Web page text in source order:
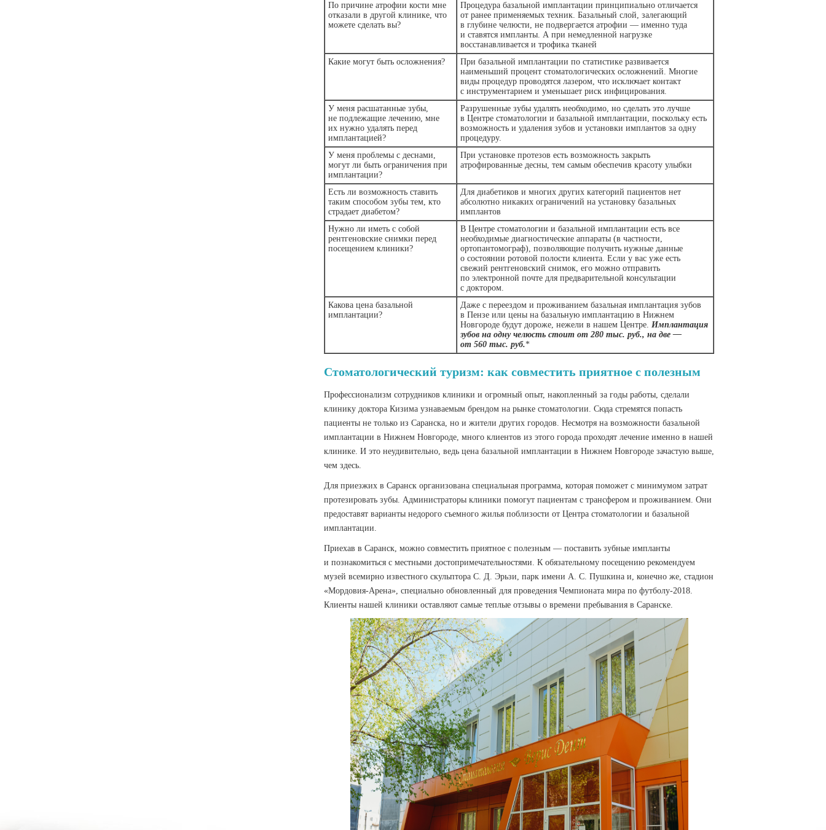
По причине атрофии кости мне
отказали в другой клинике, что
можете сделать вы?
Процедура базальной имплантации принципиально отличается
от ранее применяемых техник. Базальный слой, залегающий
в глубине челюсти, не подвергается атрофии — именно туда
и ставятся импланты. А при немедленной нагрузке
восстанавливается и трофика тканей
Какие могут быть осложнения?
При базальной имплантации по статистике развивается
наименьший процент стоматологических осложнений. Многие
виды процедур проводятся лазером, что исключает контакт
с инструментарием и уменьшает риск инфицирования.
У меня расшатанные зубы,
не подлежащие лечению, мне
их нужно удалять перед
имплантацией?
Разрушенные зубы удалять необходимо, но сделать это лучше
в Центре стоматологии и базальной имплантации, поскольку есть
возможность и удаления зубов и установки имплантов за одну
процедуру.
У меня проблемы с деснами,
могут ли быть ограничения при
имплантации?
При установке протезов есть возможность закрыть
атрофированные десны, тем самым обеспечив красоту улыбки
Есть ли возможность ставить
таким способом зубы тем, кто
страдает диабетом?
Для диабетиков и многих других категорий пациентов нет
абсолютно никаких ограничений на установку базальных
имплантов
Нужно ли иметь с собой
рентгеновские снимки перед
посещением клиники?
В Центре стоматологии и базальной имплантации есть все
необходимые диагностические аппараты (в частности,
ортопантомограф), позволяющие получить нужные данные
о состоянии ротовой полости клиента. Если у вас уже есть
свежий рентгеновский снимок, его можно отправить
по электронной почте для предварительной консультации
с доктором.
Какова цена базальной
имплантации?
Даже с переездом и проживанием базальная имплантация зубов
в Пензе или цены на базальную имплантацию в Нижнем
Новгороде будут дороже, нежели в нашем Центре. Имплантация
зубов на одну челюсть стоит от 280 тыс. руб., на две —
от 560 тыс. руб.*
Стоматологический туризм: как совместить приятное с полезным
Профессионализм сотрудников клиники и огромный опыт, накопленный за годы работы, сделали
клинику доктора Кизима узнаваемым брендом на рынке стоматологии. Сюда стремятся попасть
пациенты не только из Саранска, но и жители других городов. Несмотря на возможности базальной
имплантации в Нижнем Новгороде, много клиентов из этого города проходят лечение именно в нашей
клинике. И это неудивительно, ведь цена базальной имплантации в Нижнем Новгороде зачастую выше,
чем здесь.
Для приезжих в Саранск организована специальная программа, которая поможет с минимумом затрат
протезировать зубы. Администраторы клиники помогут пациентам с трансфером и проживанием. Они
предоставят варианты недорого съемного жилья поблизости от Центра стоматологии и базальной
имплантации.
Приехав в Саранск, можно совместить приятное с полезным — поставить зубные импланты
и познакомиться с местными достопримечательностями. К обязательному посещению рекомендуем
музей всемирно известного скульптора С. Д. Эрьзи, парк имени А. С. Пушкина и, конечно же, стадион
«Мордовия-Арена», специально обновленный для проведения Чемпионата мира по футболу-2018.
Клиенты нашей клиники оставляют самые теплые отзывы о времени пребывания в Саранске.